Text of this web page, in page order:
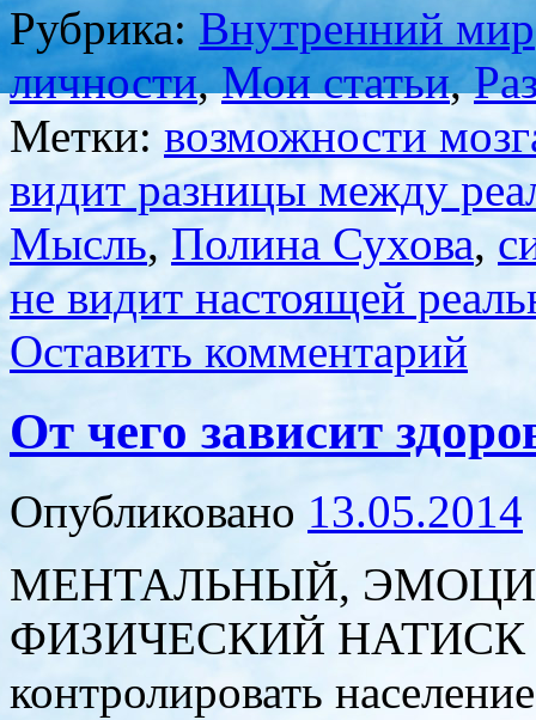
Рубрика: Внутренний мир
личности,Мои статьи,
Метки: возможности
видит разницы между
Мысль, Полина Сухова,
не видит настоящей
Оставить комментарий
От чего зависит
Опубликовано 13.05.2014
МЕНТАЛЬНЫЙ,
ФИЗИЧЕСКИЙ НАТИСК
контролировать